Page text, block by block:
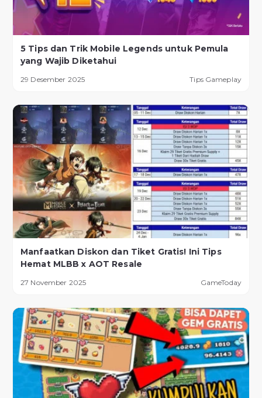
5 Tips dan Trik Mobile Legends untuk Pemula
yang Wajib Diketahui
29 Desember 2025 Tips Gameplay
Manfaatkan Diskon dan Tiket Gratis! Ini Tips
Hemat MLBB x AOT Resale
27 November 2025 GameToday